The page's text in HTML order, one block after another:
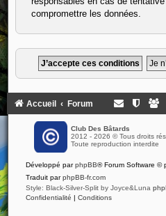
compromettre les données.
Accueil Forum
Club Des Bâtards
2012 - 2026 © Tous droits
Toute reproduction interdite
Développé parphpBB® Forum Software ©
Traduit parphpBB-fr.com
Style: Black-Silver-Split by Joyce&Luna
Confidentialité | Conditions